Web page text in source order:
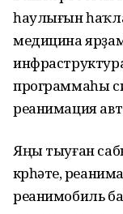
һаулығын
медицина
программаһы
реанимация
Яңы тыуған
күрһәтеү,
реанимобиль